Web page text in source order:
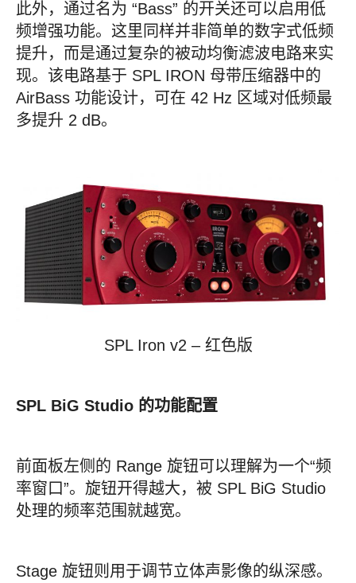
此外，通过名为 “Bass” 的开关还可以启用低
频增强功能。这里同样并非简单的数字式低频
提升，而是通过复杂的被动均衡滤波电路来实
现。该电路基于 SPL IRON 母带压缩器中的
AirBass 功能设计，可在 42 Hz 区域对低频最
多提升 2 dB。
SPL Iron v2 – 红色版
SPL BiG Studio 的功能配置
前面板左侧的 Range 旋钮可以理解为一个“频
率窗口”。旋钮开得越大，被 SPL BiG Studio
处理的频率范围就越宽。
Stage 旋钮则用于调节立体声影像的纵深感。